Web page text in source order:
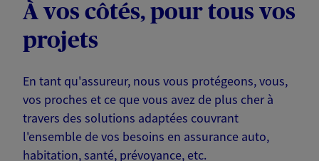
À vos côtés, pour tous vos
projets
En tant qu'assureur, nous vous protégeons, vous,
vos proches et ce que vous avez de plus cher à
travers des solutions adaptées couvrant
l'ensemble de vos besoins en assurance auto,
habitation, santé, prévoyance, etc.